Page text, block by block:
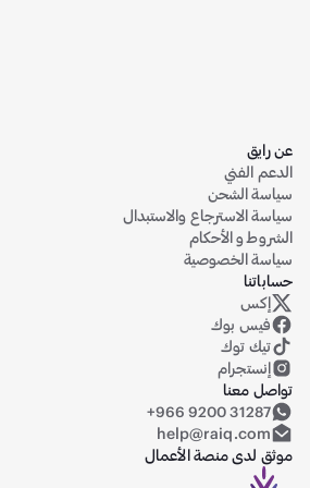
عن رايق
الدعم الفني
سياسة الشحن
سياسة الاسترجاع والاستبدال
الشروط و الأحكام
سياسة الخصوصية
حساباتنا
حساب رايق على منصة إكس (تويتر سابقاً)
إكس
فيس بوك
تيك توك
إنستجرام
تواصل معنا
+966 9200 31287
help@raiq.com
موثق لدى منصة الأعمال